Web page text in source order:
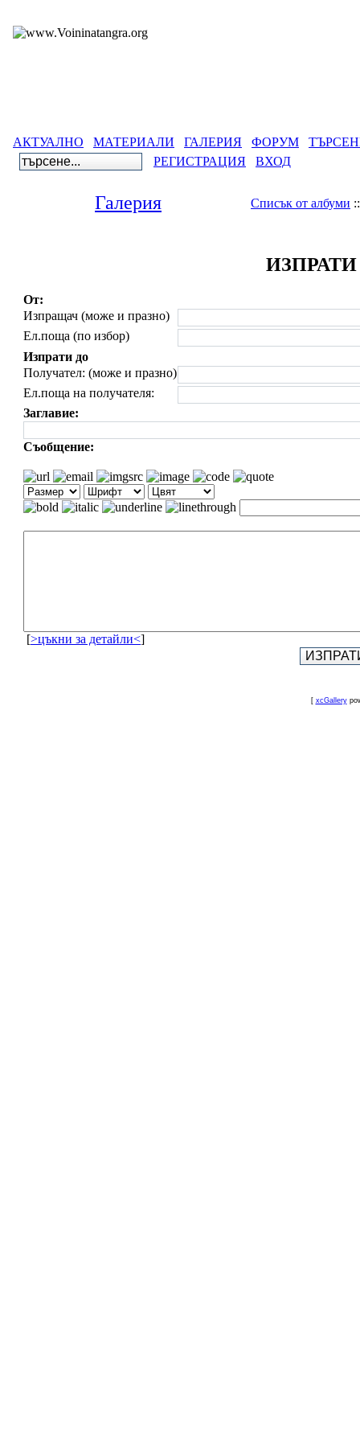
АКТУАЛНО МАТЕРИАЛИ ГАЛЕРИЯ ФОРУМ
РЕГИСТРАЦИЯ
ВХОД
Галерия Списък от албуми
От:
Изпращач (може и празно)
Ел.поща (по избор)
Изпрати до
Получател: (може и празно)
Ел.поща на получателя:
Заглавие:
Съобщение:
[>цъкни за детайли<]
[ xcGallery